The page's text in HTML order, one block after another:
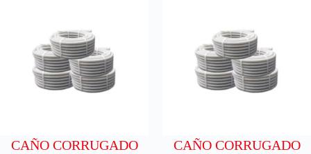
CAÑO CORRUGADO
CAÑO CORRUGADO